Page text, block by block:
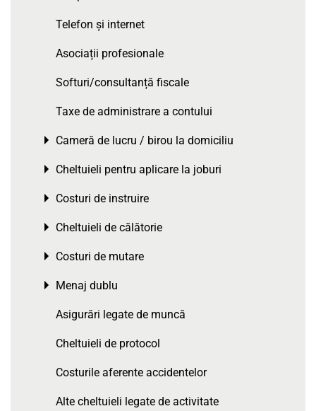
Telefon și internet
Asociații profesionale
Softuri/consultanță fiscale
Taxe de administrare a contului
Cameră de lucru / birou la domiciliu
Toggle menu
Cheltuieli pentru aplicare la joburi
Toggle menu
Costuri de instruire
Toggle menu
Cheltuieli de călătorie
Toggle menu
Costuri de mutare
Toggle menu
Menaj dublu
Toggle menu
Asigurări legate de muncă
Cheltuieli de protocol
Costurile aferente accidentelor
Alte cheltuieli legate de activitate